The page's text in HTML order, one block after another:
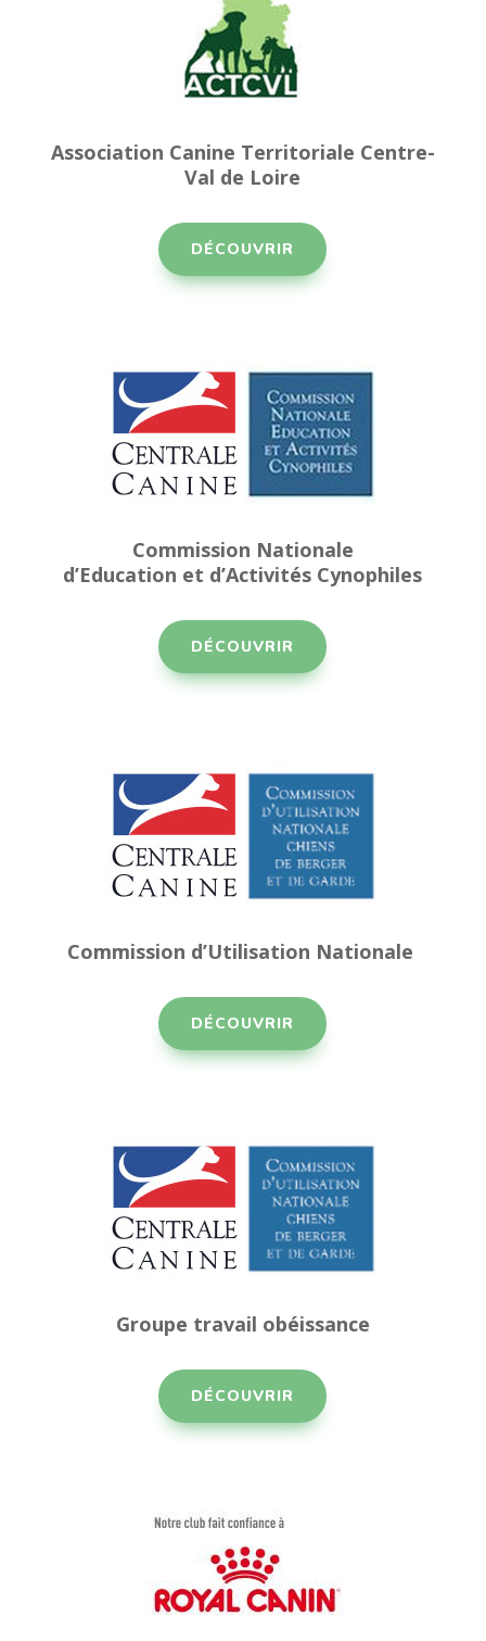
Association Canine Territoriale Centre-
Val de Loire
DÉCOUVRIR
Commission Nationale
d’Education et d’Activités Cynophiles
DÉCOUVRIR
Commission d’Utilisation Nationale
DÉCOUVRIR
Groupe travail obéissance
DÉCOUVRIR